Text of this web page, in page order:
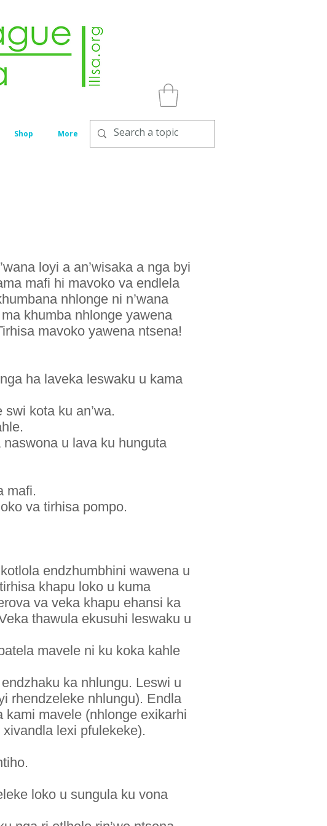
Shop More
loyi a an’wisaka a nga byi
mafi hi mavoko va endlela
nhlonge ni n’wana
khumba nhlonge yawena
mavoko yawena ntsena!
ha laveka leswaku u kama
kota ku an’wa.
u lava ku hunguta
mafi.
va tirhisa pompo.
endzhumbhini wawena u
khapu loko u kuma
va veka khapu ehansi ka
thawula ekusuhi leswaku u
mavele ni ku koka kahle
ka nhlungu. Leswi u
rhendzeleke nhlungu). Endla
mavele (nhlonge exikarhi
lexi pfulekeke).
loko u sungula ku vona